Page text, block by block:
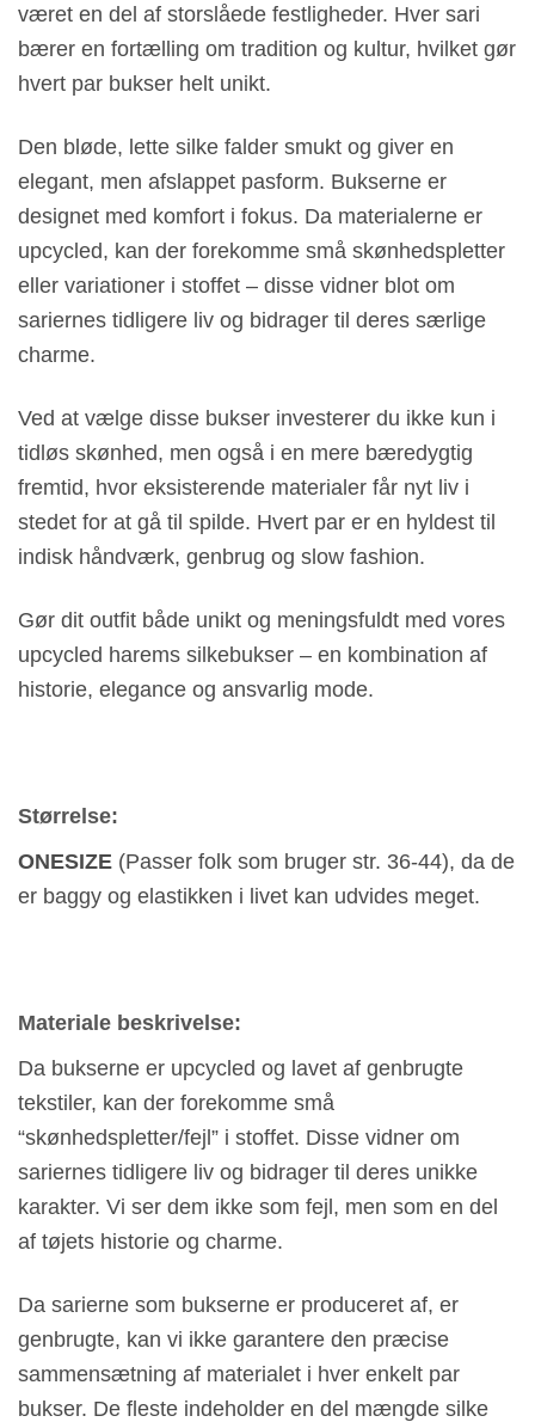
været en del af storslåede festligheder. Hver sari
bærer en fortælling om tradition og kultur, hvilket gør
hvert par bukser helt unikt.
Den bløde, lette silke falder smukt og giver en
elegant, men afslappet pasform. Bukserne er
designet med komfort i fokus. Da materialerne er
upcycled, kan der forekomme små skønhedspletter
eller variationer i stoffet – disse vidner blot om
sariernes tidligere liv og bidrager til deres særlige
charme.
Ved at vælge disse bukser investerer du ikke kun i
tidløs skønhed, men også i en mere bæredygtig
fremtid, hvor eksisterende materialer får nyt liv i
stedet for at gå til spilde. Hvert par er en hyldest til
indisk håndværk, genbrug og slow fashion.
Gør dit outfit både unikt og meningsfuldt med vores
upcycled harems silkebukser – en kombination af
historie, elegance og ansvarlig mode.
Størrelse:
ONESIZE (Passer folk som bruger str. 36-44), da de
er baggy og elastikken i livet kan udvides meget.
Materiale beskrivelse:
Da bukserne er upcycled og lavet af genbrugte
tekstiler, kan der forekomme små
“skønhedspletter/fejl” i stoffet. Disse vidner om
sariernes tidligere liv og bidrager til deres unikke
karakter. Vi ser dem ikke som fejl, men som en del
af tøjets historie og charme.
Da sarierne som bukserne er produceret af, er
genbrugte, kan vi ikke garantere den præcise
sammensætning af materialet i hver enkelt par
bukser. De fleste indeholder en del mængde silke